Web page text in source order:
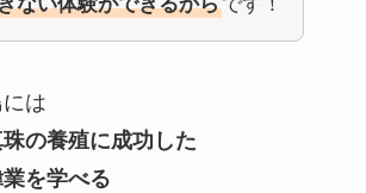
は
の養殖に成功した
を学べる